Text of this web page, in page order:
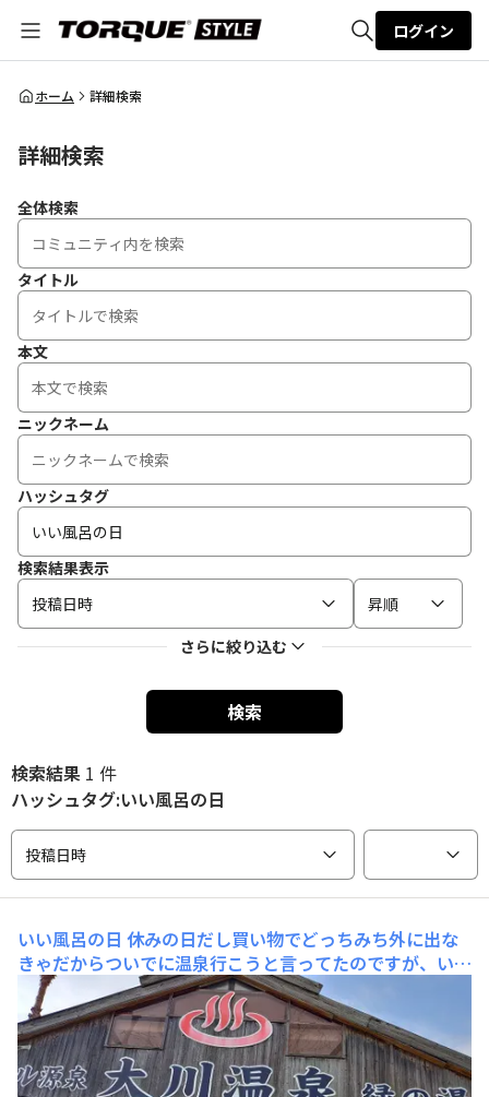
全体検索
ログイン
ホーム 詳細検索
詳細検索
全体検索
タイトル
本文
ニックネーム
ハッシュタグ
検索結果表示
投稿日時
昇順
さらに絞り込む
検索
検索結果 1 件
ハッシュタグ:いい風呂の日
投稿日時
いい風呂の日 休みの日だし買い物でどっちみち外に出な
きゃだからついでに温泉行こうと言ってたのですが、いい
風呂の日だと到着してから見た貼り紙で初めて気付く夫婦
🤣風呂の入浴料とセットになってるうなぎのせいろ蒸し
😋ただし、入浴チケットを買ったあとに食事処が風呂を
出た頃には閉まっちゃう時間帯だったので先に食事食べよ
うって